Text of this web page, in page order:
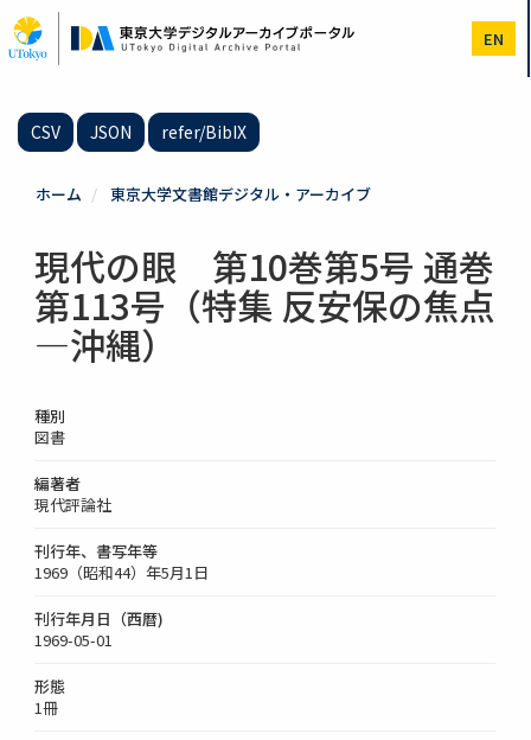
イ
ン
EN
CSV JSON refer/BibIX
ホーム 東京大学文書館デジタル・アーカイブ
現代の眼 第10巻第5号 通巻
第113号（特集 反安保の焦点
―沖縄）
種別
図書
編著者
現代評論社
刊行年、書写年等
1969（昭和44）年5月1日
刊行年月日（西暦)
1969-05-01
形態
1冊